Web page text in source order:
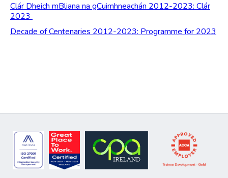
Clár Dheich mBliana na gCuimhneachán 2012-2023: Clár
2023
Decade of Centenaries 2012-2023: Programme for 2023